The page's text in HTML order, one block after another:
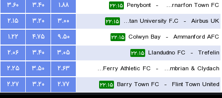
۲۲:۱۵
Caernarfon Town FC
-
Penybont ۲۲:۱۵ ۱.۸۸ ۳.۴۰
۳.۶۰
Airbus UK
-
Cardiff Metropolitan University F.C. ۲۲:۱۵ ۳.۰۰ ۳.۲۰
۲.۱۵
Ammanford AFC
-
Colwyn Bay ۲۲:۱۵ ۹.۵۰ ۴.۷۵
۱.۲۲
Trefelin
-
Llandudno FC ۲۲:۱۵ ۳.۰۵ ۳.۴۰
۲.۰۶
Cambrian & Clydach
-
Briton Ferry Athletic FC
۲۲:۱۵
۲.۶۳ ۳.۵۰
۲.۲۵
Flint Town United
-
Barry Town FC ۲۲:۱۵ ۲.۷۷ ۳.۲۰
۲.۲۷